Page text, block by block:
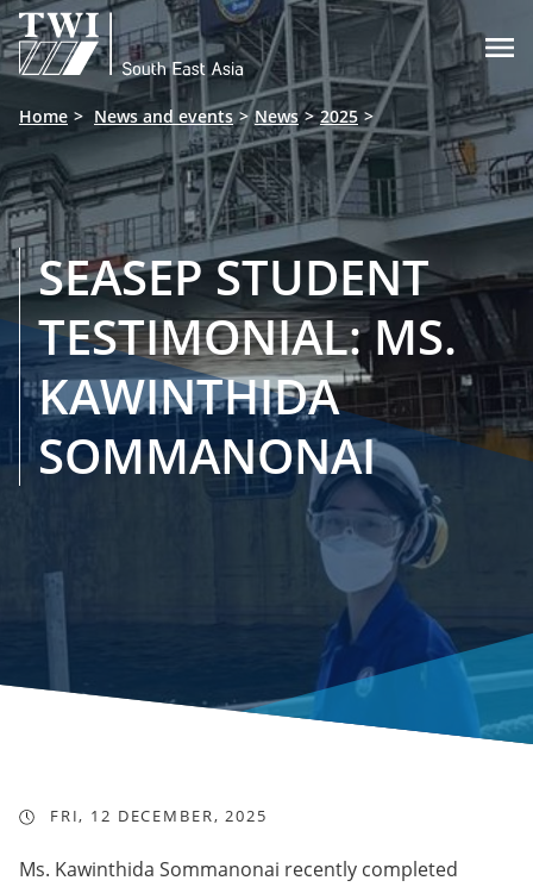

Home News and events News 2025
SEASEP STUDENT
TESTIMONIAL: MS.
KAWINTHIDA
SOMMANONAI
FRI, 12 DECEMBER, 2025
Ms. Kawinthida Sommanonai recently completed